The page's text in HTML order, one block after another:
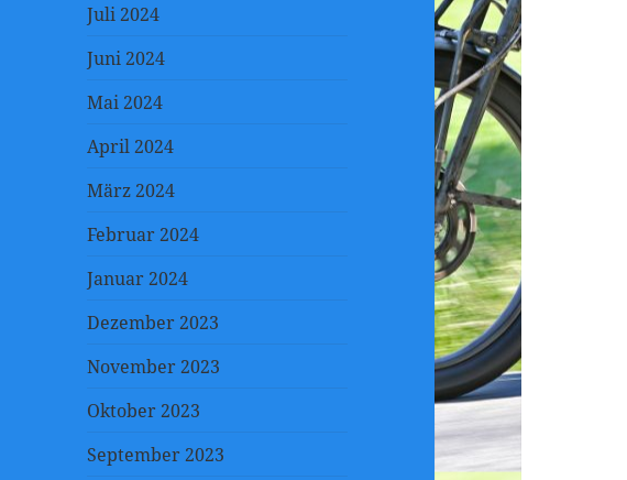
Juli 2024
Juni 2024
Mai 2024
April 2024
März 2024
Februar 2024
Januar 2024
Dezember 2023
November 2023
Oktober 2023
September 2023